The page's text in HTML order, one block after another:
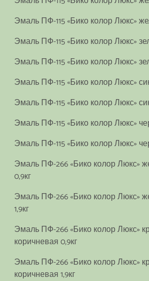
Эмаль ПФ-115 «Бико колор Люкс»
Эмаль ПФ-115 «Бико колор Люкс»
Эмаль ПФ-115 «Бико колор Люкс»
Эмаль ПФ-115 «Бико колор Люкс»
Эмаль ПФ-115 «Бико колор Люкс»
Эмаль ПФ-115 «Бико колор Люкс»
Эмаль ПФ-115 «Бико колор Люкс»
Эмаль ПФ-266 «Бико колор Люкс»
0,9кг
Эмаль ПФ-266 «Бико колор Люкс»
1,9кг
Эмаль ПФ-266 «Бико колор Люкс»
коричневая 0,9кг
Эмаль ПФ-266 «Бико колор Люкс»
коричневая 1,9кг